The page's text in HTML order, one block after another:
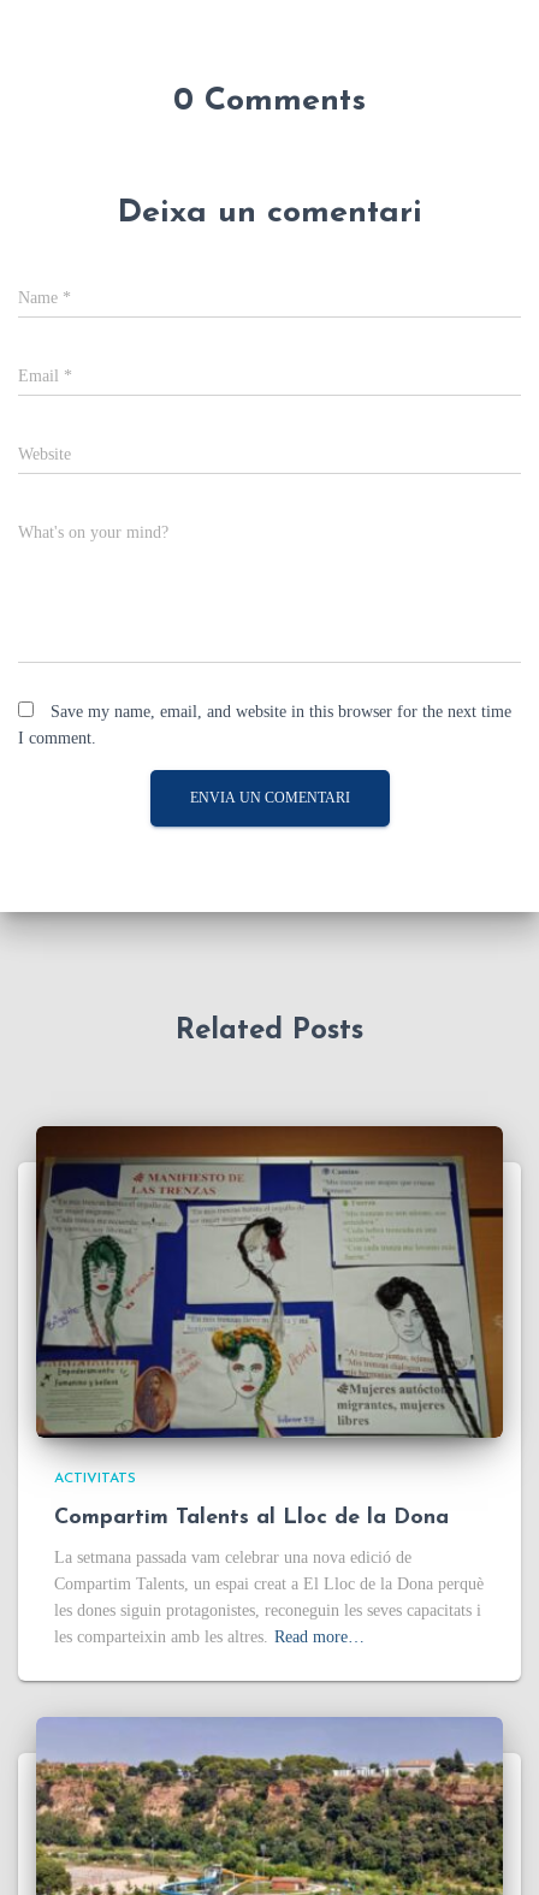
0 Comments
Deixa un comentari
Name *
Email *
Website
What's on your mind?
Save my name, email, and website in this browser for the next time
I comment.
Related Posts
ACTIVITATS
Compartim Talents al Lloc de la Dona
La setmana passada vam celebrar una nova edició de
Compartim Talents, un espai creat a El Lloc de la Dona perquè
les dones siguin protagonistes, reconeguin les seves capacitats i
les comparteixin amb les altres. Read more…